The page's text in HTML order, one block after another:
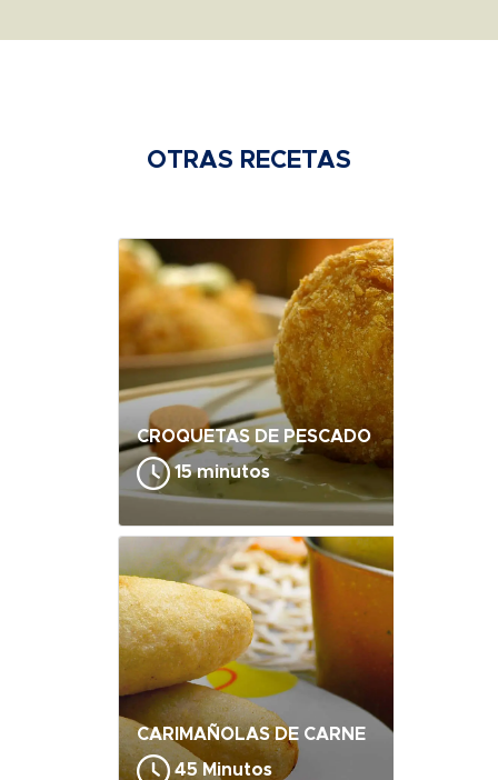
OTRAS RECETAS
CROQUETAS DE PESCADO
15 minutos
CARIMAÑOLAS DE CARNE
45 Minutos